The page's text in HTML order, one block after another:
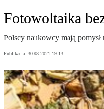
Fotowoltaika
Polscy naukowcy mają
Publikacja: 30.08.2021 19:13